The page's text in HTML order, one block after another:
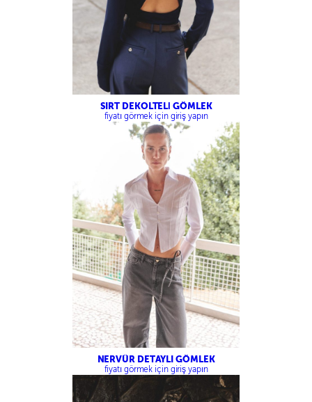
SIRT DEKOLTELİ GÖMLEK
fiyatı görmek için giriş yapın
NERVÜR DETAYLI GÖMLEK
fiyatı görmek için giriş yapın